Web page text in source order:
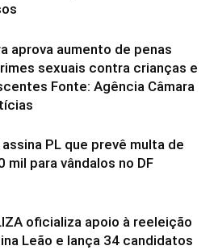
aprova aumento de penas
sexuais contra crianças e
Fonte: Agência Câmara
assina PL que prevê multa de
mil para vândalos no DF
oficializa apoio à reeleição
Leão e lança 34 candidatos